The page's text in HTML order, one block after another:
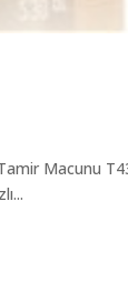
Macunu